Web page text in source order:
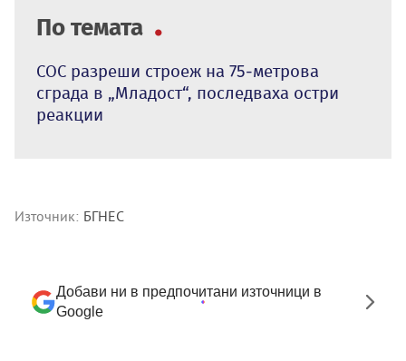
По темата
СОС разреши строеж на 75-метрова
сграда в „Младост“, последваха остри
реакции
Източник: БГНЕС
Добави ни в предпочитани източници в
Google